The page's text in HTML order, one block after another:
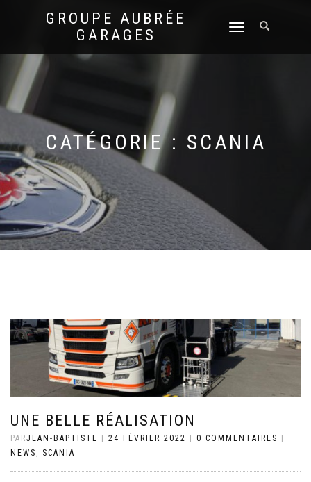
GROUPE AUBRÉE
GARAGES
DÉPLIER
CATÉGORIE : SCANIA
UNE BELLE RÉALISATION
PARJEAN-BAPTISTE 24 FÉVRIER 2022 0 COMMENTAIRES
NEWS , SCANIA